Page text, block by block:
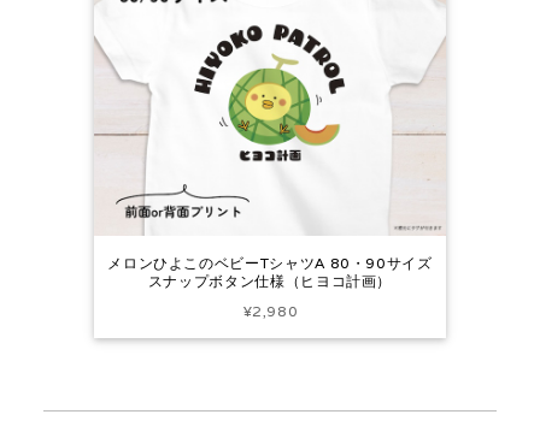
メロンひよこのベビーTシャツA 80・90サイズ
スナップボタン仕様（ヒヨコ計画）
¥2,980